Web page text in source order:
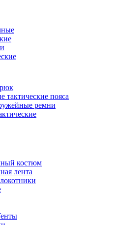
тактические пояса
ремни
костюм
лента